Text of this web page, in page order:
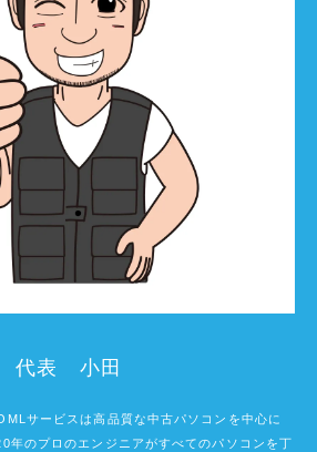
代表 小田
サービスは高品質な中古パソコンを中心に
年のプロのエンジニアがすべてのパソコンを丁